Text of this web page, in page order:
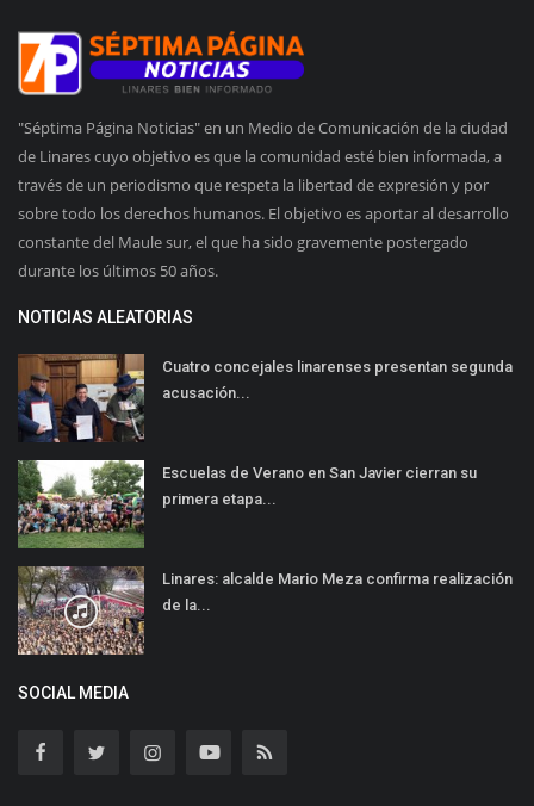
"Séptima Página Noticias" en un Medio de Comunicación de la ciudad
de Linares cuyo objetivo es que la comunidad esté bien informada, a
través de un periodismo que respeta la libertad de expresión y por
sobre todo los derechos humanos. El objetivo es aportar al desarrollo
constante del Maule sur, el que ha sido gravemente postergado
durante los últimos 50 años.
NOTICIAS ALEATORIAS
Cuatro concejales linarenses presentan segunda
acusación...
Escuelas de Verano en San Javier cierran su
primera etapa...
Linares: alcalde Mario Meza confirma realización
de la...
SOCIAL MEDIA